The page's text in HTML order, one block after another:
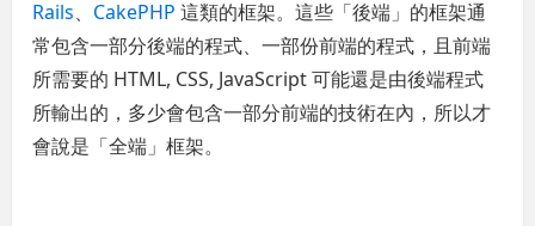
Rails、 CakePHP 這類的框架。這些「後端」的框架通
常包含一部分後端的程式、一部份前端的程式，且前端
所需要的 HTML, CSS, JavaScript 可能還是由後端程式
所輸出的，多少會包含一部分前端的技術在內，所以才
會說是「全端」框架。